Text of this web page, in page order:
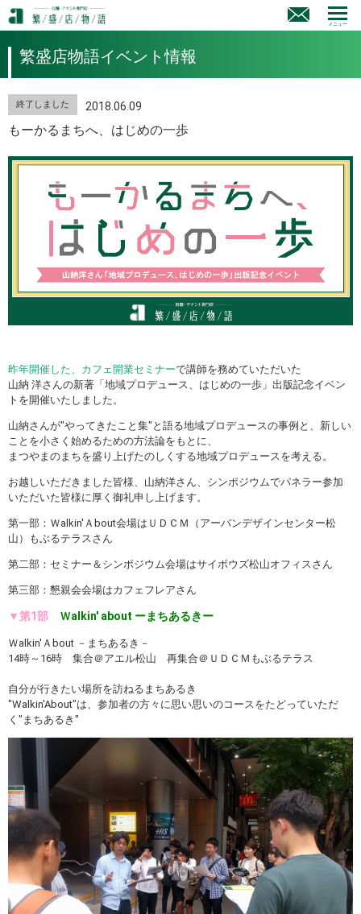
メニュー
繁盛店物語イベント情報
終了しました 2018.06.09
もーかるまちへ、はじめの一歩
昨年開催した、カフェ開業セミナーで講師を務めていただいた
山納 洋さんの新著「地域プロデュース、はじめの一歩」出版記念イベン
トを開催いたしました。
山納さんが"やってきたこと集"と語る地域プロデュースの事例と、新しい
ことを小さく始めるための方法論をもとに、
まつやまのまちを盛り上げたのしくする地域プロデュースを考える。
お越しいただきました皆様、山納洋さん、シンポジウムでパネラー参加
いただいた皆様に厚く御礼申し上げます。
第一部：Ｗalkin'Ａbout会場はＵＤＣＭ（アーバンデザインセンター松
山）もぶるテラスさん
第二部：セミナー＆シンポジウム会場はサイボウズ松山オフィスさん
第三部：懇親会会場はカフェフレアさん
▼第1部 Ｗalkin' about ーまちあるきー
Ｗalkin'Ａbout －まちあるき－
14時～16時 集合＠アエル松山 再集合＠ＵＤＣＭもぶるテラス
自分が行きたい場所を訪ねるまちあるき
"Walkin'About"は、参加者の方々に思い思いのコースをたどっていただ
く"まちあるき"